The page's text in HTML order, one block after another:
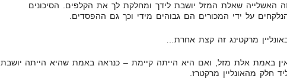
האשלייה שאלת המזל יושבת לידך ומחלקת לך את הקלפים. הסיכונים
על ידי המכורים הם גבוהים מידי וכך גם ההפסדים.
מרקטינג זה קצת אחרת…
באמת אלת מזל, ואם היא הייתה קיימת – כנראה באמת שהיא הייתה יושבת
חלק מהאונליין מרקטרז.